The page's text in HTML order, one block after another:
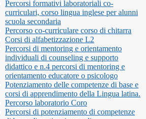
Percorsi formativi laboratoriali co-
curriculari, corso lingua inglese per alunni
scuola secondaria
Percorso co-curriculare corso di chitarra
Corsi di alfabetizzazione L2
Percorsi di mentoring e orientamento
individuali di counseling e supporto
didattico e n.4 percorsi di mentoring e
orientamento educatore o psicologo
Potenziamento delle competenze di base e
corsi di apprendimento della Lingua latina.
Percorso laboratorio Coro
Percorsi di potenziamento di competenze